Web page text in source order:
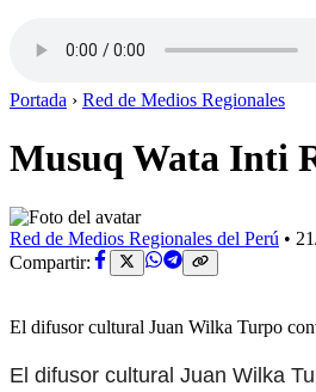
Portada › Red de Medios Regionales
Musuq Wata Inti
Red de Medios Regionales del Perú •
Compartir:
El difusor cultural Juan Wilka Turpo
El difusor cultural Juan Wilka